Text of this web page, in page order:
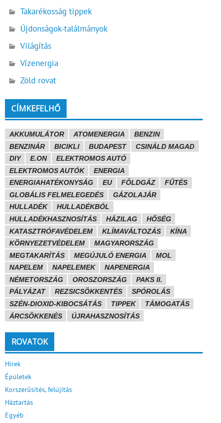
Takarékosság tippek
Újdonságok-találmányok
Világítás
Vízenergia
Zöld rovat
CÍMKEFELHŐ
AKKUMULÁTOR ATOMENERGIA
BENZIN
BENZINÁR
BICIKLI BUDAPEST
CSINÁLD MAGAD
DIY
E.ON
ELEKTROMOS AUTÓ
ELEKTROMOS AUTÓK
ENERGIA
ENERGIAHATÉKONYSÁG
EU FÖLDGÁZ
FŰTÉS
GLOBÁLIS FELMELEGEDÉS
GÁZOLAJÁR
HULLADÉK
HULLADÉKBÓL
HULLADÉKHASZNOSÍTÁS
HÁZILAG
HŐSÉG
KATASZTRÓFAVÉDELEM
KLÍMAVÁLTOZÁS
KÍNA
KÖRNYEZETVÉDELEM
MAGYARORSZÁG
MEGTAKARÍTÁS
MEGÚJULÓ ENERGIA
MOL
NAPELEM
NAPELEMEK
NAPENERGIA
NÉMETORSZÁG
OROSZORSZÁG
PAKS II.
PÁLYÁZAT
REZSICSÖKKENTÉS
SPÓROLÁS
SZÉN-DIOXID-KIBOCSÁTÁS
TIPPEK
TÁMOGATÁS
ÁRCSÖKKENÉS
ÚJRAHASZNOSÍTÁS
ROVATOK
Hírek
Épületek
Korszerűsítés, felújítás
Háztartás
Egyéb